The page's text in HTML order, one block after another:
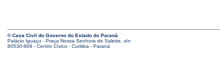
© Casa Civil do Governo do Estado do Paraná
Palácio Iguaçu - Praça Nossa Senhora de Salette, s/n
80530-909 - Centro Cívico - Curitiba - Paraná